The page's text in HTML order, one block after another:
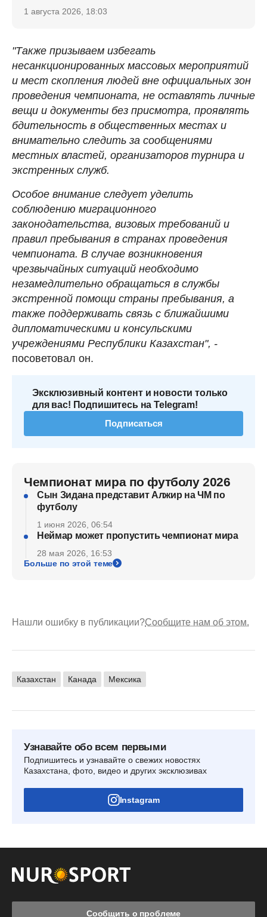
1 августа 2026, 18:03
"Также призываем избегать
несанкционированных массовых мероприятий
и мест скопления людей вне официальных зон
проведения чемпионата, не оставлять личные
вещи и документы без присмотра, проявлять
бдительность в общественных местах и
внимательно следить за сообщениями
местных властей, организаторов турнира и
экстренных служб.
Особое внимание следует уделить
соблюдению миграционного
законодательства, визовых требований и
правил пребывания в странах проведения
чемпионата. В случае возникновения
чрезвычайных ситуаций необходимо
незамедлительно обращаться в службы
экстренной помощи страны пребывания, а
также поддерживать связь с ближайшими
дипломатическими и консульскими
учреждениями Республики Казахстан", -
посоветовал он.
Эксклюзивный контент и новости только
для вас! Подпишитесь на Telegram!
Подписаться
Чемпионат мира по футболу 2026
Сын Зидана представит Алжир на ЧМ по
футболу
1 июня 2026, 06:54
Неймар может пропустить чемпионат мира
28 мая 2026, 16:53
Больше по этой теме
Нашли ошибку в публикации?Сообщите нам об этом.
Казахстан Канада Мексика
Узнавайте обо всем первыми
Подпишитесь и узнавайте о свежих новостях
Казахстана, фото, видео и других эксклюзивах
Instagram
Сообщить о проблеме